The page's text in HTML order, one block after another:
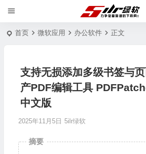
首页 微软应用 办公软件 正文
支持无损添加多级书签与
产PDF编辑工具
中文版
2025年11月5日 5ilr绿软
摘要